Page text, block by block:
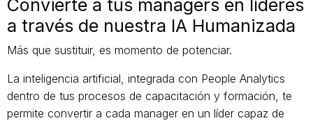
Convierte a tus managers en líderes
a través de nuestra IA Humanizada
Más que sustituir, es momento de potenciar.
La inteligencia artificial, integrada con People Analytics
dentro de tus procesos de capacitación y formación, te
permite convertir a cada manager en un líder capaz de